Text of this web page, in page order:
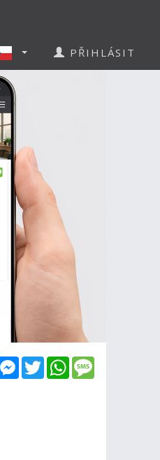
PŘIHLÁSIT
Messenger
TwitterWhatsApp